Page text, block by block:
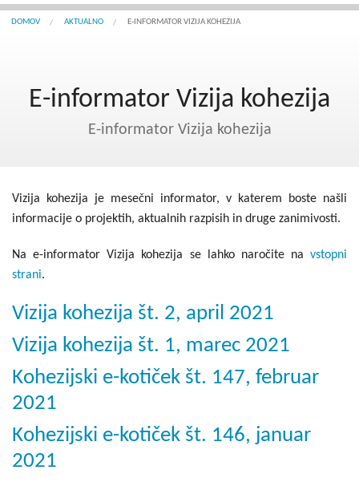
Aktualno
Interreg Slovenija
Seznam projektov
DOMOV AKTUALNO E-INFORMATOR VIZIJA KOHEZIJA
E-informator Vizija kohezija
E-informator Vizija kohezija
Vizija kohezija je mesečni informator, v katerem boste našli
informacije o projektih, aktualnih razpisih in druge zanimivosti.
Na e-informator Vizija kohezija se lahko naročite na vstopni
strani.
Vizija kohezija št. 2, april 2021
Vizija kohezija št. 1, marec 2021
Kohezijski e-kotiček št. 147, februar
2021
Kohezijski e-kotiček št. 146, januar
2021